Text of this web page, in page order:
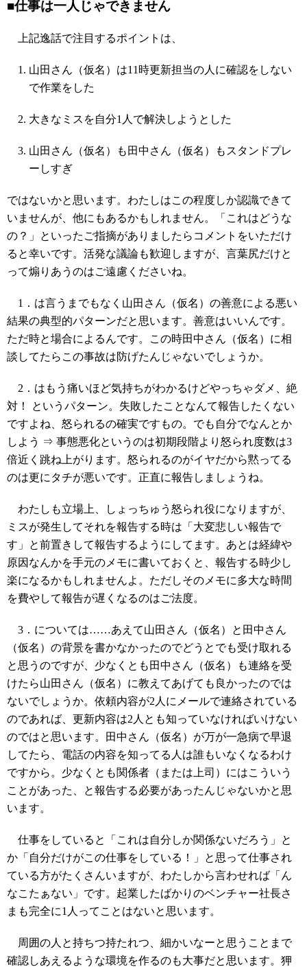
■仕事は一人じゃできません
上記逸話で注目するポイントは、
山田さん（仮名）は11時更新担当の人に確認をしない
で作業をした
大きなミスを自分1人で解決しようとした
山田さん（仮名）も田中さん（仮名）もスタンドプレ
ーしすぎ
ではないかと思います。わたしはこの程度しか認識できて
いませんが、他にもあるかもしれません。「これはどうな
の？」といったご指摘がありましたらコメントをいただけ
ると幸いです。活発な議論も歓迎しますが、言葉尻だけと
って煽りあうのはご遠慮くださいね。
1．は言うまでもなく山田さん（仮名）の善意による悪い
結果の典型的パターンだと思います。善意はいいんです。
ただ時と場合によるんです。この時田中さん（仮名）に相
談してたらこの事故は防げたんじゃないでしょうか。
2．はもう痛いほど気持ちがわかるけどやっちゃダメ、絶
対！ というパターン。失敗したことなんて報告したくない
ですよね、怒られるの確実ですもの。でも自分でなんとか
しよう ⇒ 事態悪化というのは初期段階より怒られ度数は3
倍近く跳ね上がります。怒られるのがイヤだから黙ってる
のは更にタチが悪いです。正直に報告しましょうね。
わたしも立場上、しょっちゅう怒られ役になりますが、
ミスが発生してそれを報告する時は「大変悲しい報告で
す」と前置きして報告するようにしてます。あとは経緯や
原因なんかを手元のメモに書いておくと、報告する時少し
楽になるかもしれませんよ。ただしそのメモに多大な時間
を費やして報告が遅くなるのはご法度。
3．については……あえて山田さん（仮名）と田中さん
（仮名）の背景を書かなかったのでどうとでも受け取れる
と思うのですが、少なくとも田中さん（仮名）も連絡を受
けたら山田さん（仮名）に教えてあげても良かったのでは
ないでしょうか。依頼内容が2人にメールで連絡されている
のであれば、更新内容は2人とも知っていなければいけない
のではと思います。田中さん（仮名）が万が一急病で早退
してたら、電話の内容を知ってる人は誰もいなくなるわけ
ですから。少なくとも関係者（または上司）にはこういう
ことがあった、と報告する必要があったんじゃないかと思
います。
仕事をしていると「これは自分しか関係ないだろう」と
か「自分だけがこの仕事をしている！」と思って仕事され
ている方がたくさんいますが、わたしから言わせれば「ん
なこたぁない」です。起業したばかりのベンチャー社長さ
まも完全に1人ってことはないと思います。
周囲の人と持ちつ持たれつ、細かいなーと思うことまで
確認しあえるような環境を作るのも大事だと思います。狎